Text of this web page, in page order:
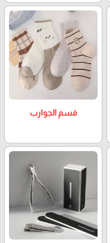
قسم الجوارب